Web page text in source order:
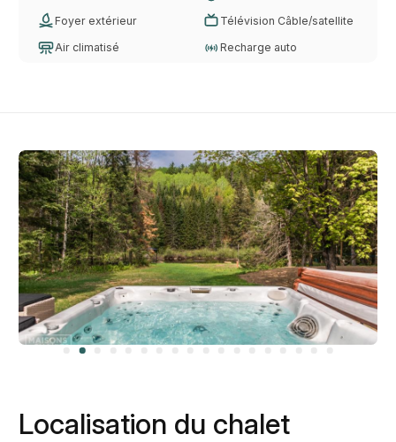
Foyer extérieur Télévision Câble/satellite
Air climatisé Recharge auto
Localisation du chalet